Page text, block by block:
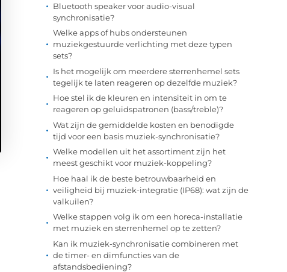
Bluetooth speaker voor audio-visual
synchronisatie?
Welke apps of hubs ondersteunen
muziekgestuurde verlichting met deze typen
sets?
Is het mogelijk om meerdere sterrenhemel sets
tegelijk te laten reageren op dezelfde muziek?
Hoe stel ik de kleuren en intensiteit in om te
reageren op geluidspatronen (bass/treble)?
Wat zijn de gemiddelde kosten en benodigde
tijd voor een basis muziek-synchronisatie?
Welke modellen uit het assortiment zijn het
meest geschikt voor muziek-koppeling?
Hoe haal ik de beste betrouwbaarheid en
veiligheid bij muziek-integratie (IP68): wat zijn de
valkuilen?
Welke stappen volg ik om een horeca-installatie
met muziek en sterrenhemel op te zetten?
Kan ik muziek-synchronisatie combineren met
de timer- en dimfuncties van de
afstandsbediening?